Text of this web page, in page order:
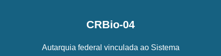
CRBio-04
Autarquia federal vinculada ao Sistema